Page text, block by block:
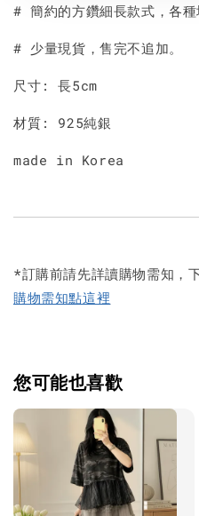
# 簡約的方鑽細長款式，各
# 少量現貨，售完不追加。
尺寸: 長5cm
材質: 925純銀
made in Korea
*訂購前請先詳讀購物需知，
購物需知點這裡
您可能也喜歡